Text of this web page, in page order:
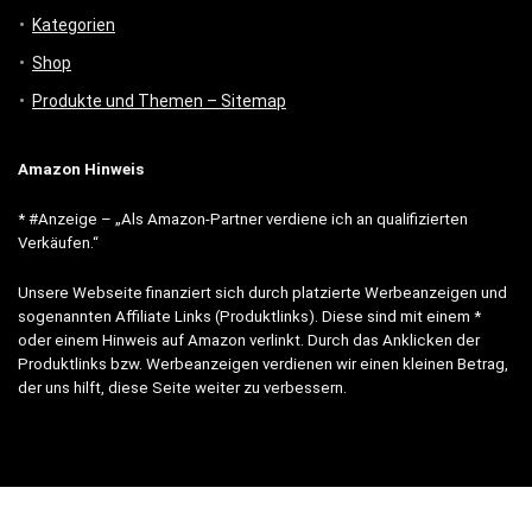
Kategorien
Shop
Produkte und Themen – Sitemap
Amazon Hinweis
* #Anzeige – „Als Amazon-Partner verdiene ich an qualifizierten
Verkäufen.“
Unsere Webseite finanziert sich durch platzierte Werbeanzeigen und
sogenannten Affiliate Links (Produktlinks). Diese sind mit einem *
oder einem Hinweis auf Amazon verlinkt. Durch das Anklicken der
Produktlinks bzw. Werbeanzeigen verdienen wir einen kleinen Betrag,
der uns hilft, diese Seite weiter zu verbessern.